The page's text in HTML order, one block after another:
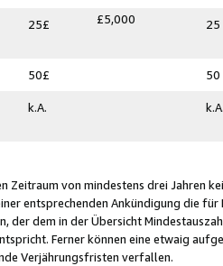
25£ £5,000 25
50£ 50
k.A.
Zeitraum von mindestens drei Jahren
entsprechenden Ankündigung die
der dem in der Übersicht
Ferner können eine etwaig
Verjährungsfristen verfallen.